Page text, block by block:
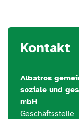
Kontakt
Albatros
soziale und
mbH
Geschäftsstelle